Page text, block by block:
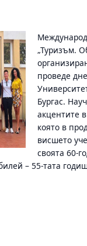
„Туризъм.
проведе
Бургас.
акцентите
която в
висшето
своята 60-
– 55-тата